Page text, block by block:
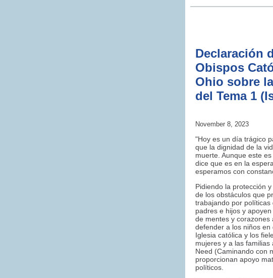
Declaración
Obispos
Ohio sobre
del Tema 1
November 8, 2023
"Hoy es un día trágico
que la dignidad de la
muerte. Aunque este
dice que es en la
esperamos con
Pidiendo la protección
de los obstáculos que
trabajando por
padres e hijos y
de mentes y corazones
defender a los niños
Iglesia católica y los
mujeres y a las
Need (Caminando con
proporcionan apoyo
políticos.